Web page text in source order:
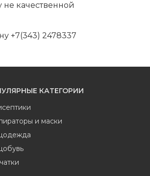
качественной
+7(343) 2478337
КАТЕГОРИИ
и маски